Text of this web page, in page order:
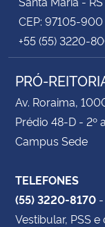
CEP: 97105-900
+55 (55) 3220-
PRÓ-
Av. Roraima,
Prédio 48-D - 2º
Campus Sede
TELEFONES
(55) 3220-8170
Vestibular, PSS